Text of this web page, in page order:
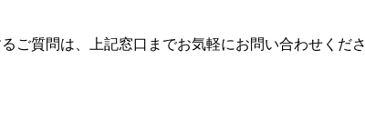
ご質問は、上記窓口までお気軽にお問い合わせくださ